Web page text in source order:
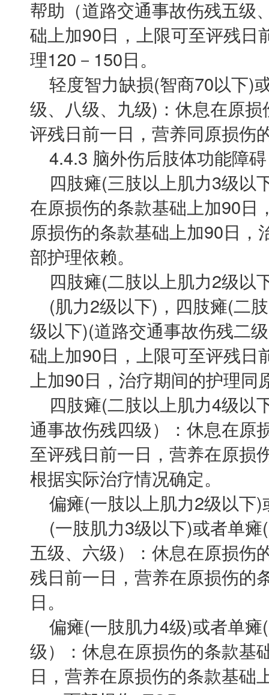
帮助（道路交通事故伤残五级
础上加90日，上限可至评残日
理120－150日。
轻度智力缺损(智商70以下)
级、八级、九级)：休息在原
评残日前一日，营养同原损伤
4.4.3 脑外伤后肢体功能障碍
四肢瘫(三肢以上肌力3级以
在原损伤的条款基础上加90日
原损伤的条款基础上加90日
部护理依赖。
四肢瘫(二肢以上肌力2级以
(肌力2级以下)，四肢瘫(二
级以下)(道路交通事故伤残二
础上加90日，上限可至评残日
上加90日，治疗期间的护理
四肢瘫(二肢以上肌力4级以
通事故伤残四级）：休息在原
至评残日前一日，营养在原损
根据实际治疗情况确定。
偏瘫(一肢以上肌力2级以下
(一肢肌力3级以下)或者单瘫
五级、六级）：休息在原损伤
残日前一日，营养在原损伤的
日。
偏瘫(一肢肌力4级)或者单瘫
级）：休息在原损伤的条款基
日，营养在原损伤的条款基础